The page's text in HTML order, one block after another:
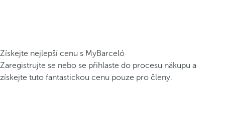
Získejte nejlepší cenu s MyBarceló
Zaregistrujte se nebo se přihlaste do procesu nákupu a
získejte tuto fantastickou cenu pouze pro členy.